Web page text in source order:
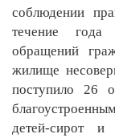
соблюдении
течение года
обращений
жилище
поступило 26
детей-сирот и